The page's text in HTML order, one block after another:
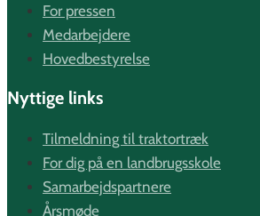
For pressen
Medarbejdere
Hovedbestyrelse
Nyttige links
Tilmeldning til traktortræk
For dig på en landbrugsskole
Samarbejdspartnere
Årsmøde